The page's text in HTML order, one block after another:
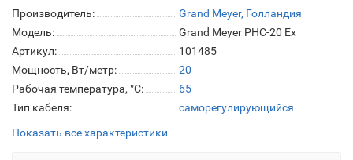
Производитель:
Grand Meyer, Голландия
Модель:
Grand Meyer PHC-20 Ex
Артикул:
101485
Мощность, Вт/метр:
20
Рабочая температура, °C:
65
Тип кабеля:
саморегулирующийся
Показать все характеристики